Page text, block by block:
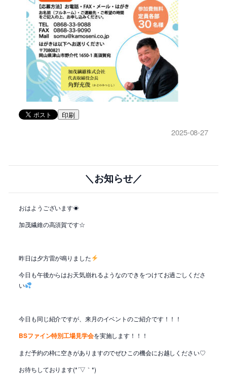
印刷
2025-08-27
＼お知らせ／
おはようございます☀
加茂繊維の高須賀です☆
昨日は夕方雷が鳴りました
今日も午後からはお天気崩れるようなのできをつけてお過ごしくださ
い
今日も同じ紹介ですが、来月のイベントのご紹介です！！！
BSファイン特別工場見学会を実施します！！！
まだ予約の枠に空きがありますのでぜひこの機会にお越しください♡
お待ちしております(*´▽｀*)